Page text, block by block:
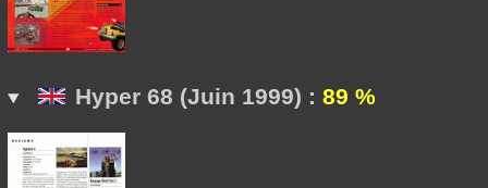
Hyper 68 (Juin 1999) : 89 %